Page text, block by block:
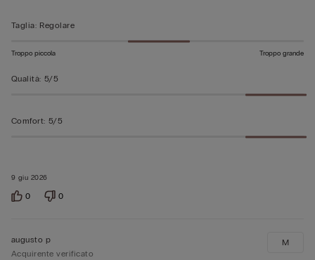
9 giu 2026
Taglia: Regolare
Troppo piccola Troppo grande
Qualità: 5/5
Comfort: 5/5
0 0
augusto p
Acquirente verificato
M